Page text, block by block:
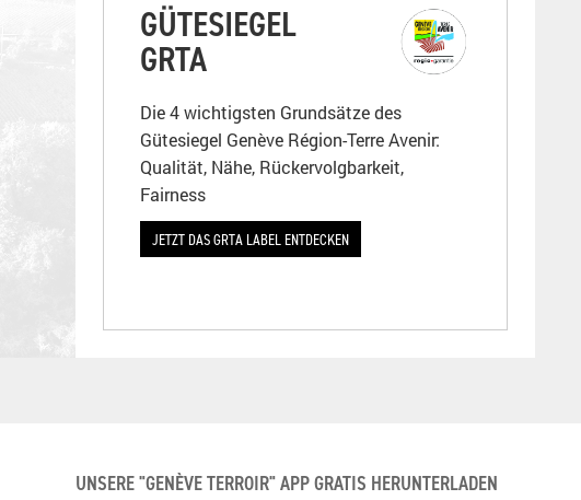
GÜTESIEGEL
GRTA
Die 4 wichtigsten Grundsätze des
Gütesiegel Genève Région-Terre Avenir:
Qualität, Nähe, Rückervolgbarkeit,
Fairness
JETZT DAS GRTA LABEL ENTDECKEN
UNSERE "GENÈVE TERROIR" APP GRATIS HERUNTERLADEN